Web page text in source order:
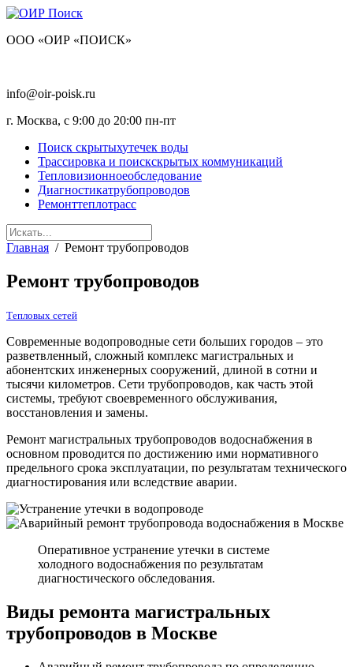
OOO «ОИР «ПОИСК»
info@oir-poisk.ru
г. Москва, с 9:00 до 20:00 пн-пт
Поиск скрытыхутечек воды
Трассировка и поискскрытых коммуникаций
Тепловизионноеобследование
Диагностикатрубопроводов
Ремонттеплотрасс
Главная / Ремонт трубопроводов
Ремонт трубопроводов
Тепловых сетей
Современные водопроводные сети больших городов – это
разветвленный, сложный комплекс магистральных и
абонентских инженерных сооружений, длиной в сотни и
тысячи километров. Сети трубопроводов, как часть этой
системы, требуют своевременного обслуживания,
восстановления и замены.
Ремонт магистральных трубопроводов водоснабжения в
основном проводится по достижению ими нормативного
предельного срока эксплуатации, по результатам технического
диагностирования или вследствие аварии.
Оперативное устранение утечки в системе
холодного водоснабжения по результатам
диагностического обследования.
Виды ремонта магистральных
трубопроводов в Москве